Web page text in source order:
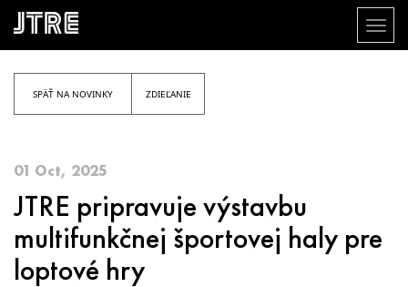
Skočiť
na
hlavnýSPÄŤ NA NOVINKY ZDIEĽANIE
01 Oct, 2025
JTRE pripravuje výstavbu
multifunkčnej športovej haly pre
loptové hry